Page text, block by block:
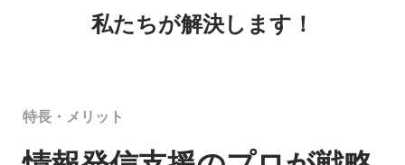
私たちが解決します！
特長・メリット